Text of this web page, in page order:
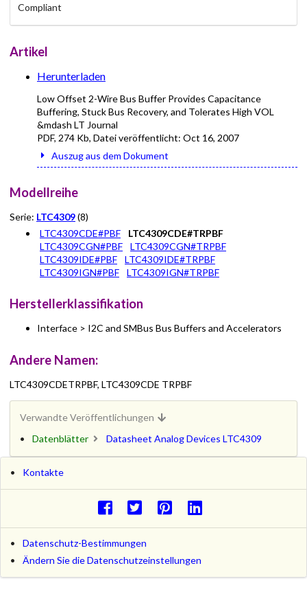
Compliant
Artikel
Herunterladen
Low Offset 2-Wire Bus Buffer Provides Capacitance
Buffering, Stuck Bus Recovery, and Tolerates High VOL
&mdash LT Journal
PDF, 274 Kb, Datei veröffentlicht: Oct 16, 2007
Auszug aus dem Dokument
Modellreihe
Serie: LTC4309(8)
LTC4309CDE#PBF
LTC4309CDE#TRPBF
LTC4309CGN#PBF
LTC4309CGN#TRPBF
LTC4309IDE#PBF
LTC4309IDE#TRPBF
LTC4309IGN#PBF
LTC4309IGN#TRPBF
Herstellerklassifikation
Interface > I2C and SMBus Bus Buffers and Accelerators
Andere Namen:
LTC4309CDETRPBF, LTC4309CDE TRPBF
Verwandte Veröffentlichungen
Datenblätter
Datasheet Analog Devices LTC4309
Kontakte
Datenschutz-Bestimmungen
Ändern Sie die Datenschutzeinstellungen